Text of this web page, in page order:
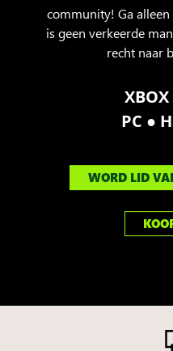
community! Ga
is geen verkeerde
recht naar
PC ●
WORD LID